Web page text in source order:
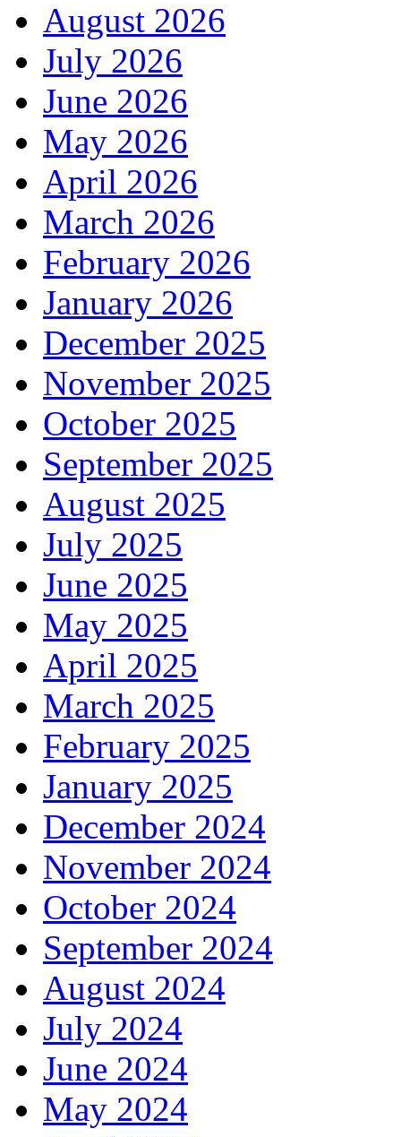
August 2026
July 2026
June 2026
May 2026
April 2026
March 2026
February 2026
January 2026
December 2025
November 2025
October 2025
September 2025
August 2025
July 2025
June 2025
May 2025
April 2025
March 2025
February 2025
January 2025
December 2024
November 2024
October 2024
September 2024
August 2024
July 2024
June 2024
May 2024